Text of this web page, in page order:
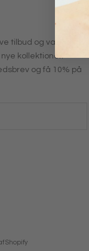
tilbud og vær en af
kollektioner.
og få 10% på
Shopify